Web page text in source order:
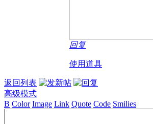
回复
使用道具
返回列表
高级模式
B Color Image Link Quote Code Smilies